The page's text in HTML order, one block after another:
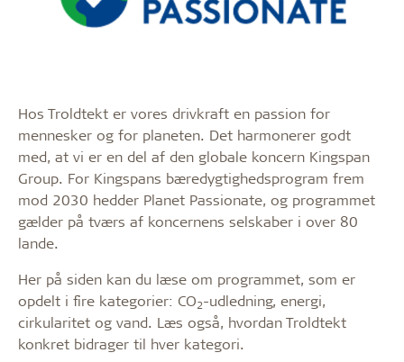
Hos Troldtekt er vores drivkraft en passion for
mennesker og for planeten. Det harmonerer godt
med, at vi er en del af den globale koncern Kingspan
Group. For Kingspans bæredygtighedsprogram frem
mod 2030 hedder Planet Passionate, og programmet
gælder på tværs af koncernens selskaber i over 80
lande.
Her på siden kan du læse om programmet, som er
opdelt i fire kategorier: CO2-udledning, energi,
cirkularitet og vand. Læs også, hvordan Troldtekt
konkret bidrager til hver kategori.